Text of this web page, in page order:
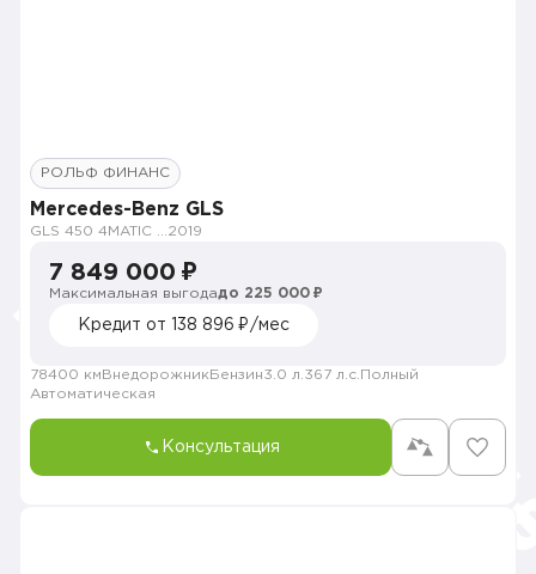
РОЛЬФ ФИНАНС
Mercedes-Benz GLS
2019
7 849 000 ₽
Максимальная выгодадо 225 000 ₽
Кредит от 138 896 ₽/мес
78400 км Внедорожник Бензин3.0 л. 367 л.с. Полный
Автоматическая
Консультация